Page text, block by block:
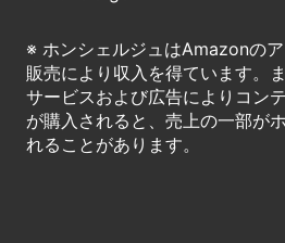
※ ホンシェルジュはAmazonの
販売により収入を得ています。
サービスおよび広告によりコン
が購入されると、売上の一部が
れることがあります。